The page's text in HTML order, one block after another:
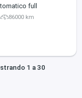
full
86000 km
1 a 30